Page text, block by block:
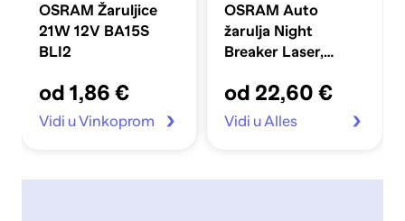
OSRAM Žaruljice
21W 12V BA15S
BLI2
od 1,86 €
Vidi u Vinkoprom
OSRAM Auto
žarulja Night
Breaker Laser,
od 22,60 €
Vidi u Alles